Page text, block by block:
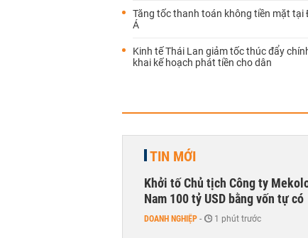
Tăng tốc thanh toán không tiền mặt tại
Á
Kinh tế Thái Lan giảm tốc thúc đẩy
khai kế hoạch phát tiền cho dân
TIN MỚI
Khởi tố Chủ tịch Công ty
Nam 100 tỷ USD bằng vốn tự có
DOANH NGHIỆP - 1 phút trước